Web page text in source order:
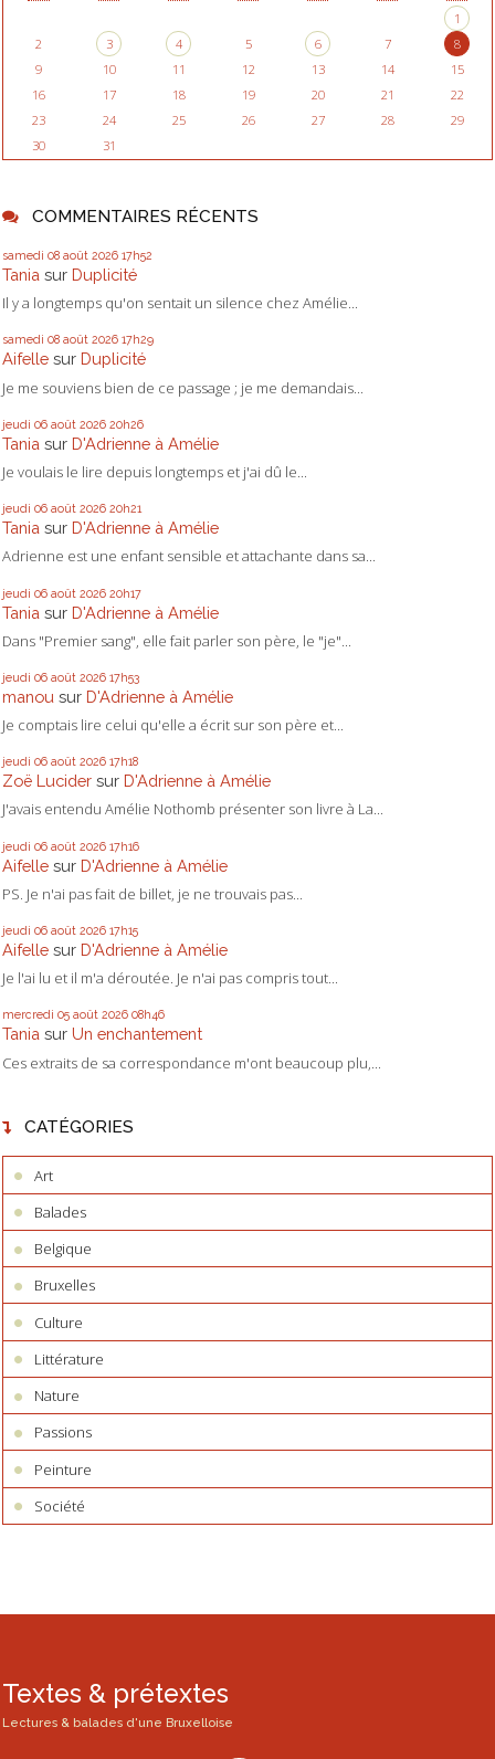
1
2
3 4 5 6 7
8
9
10 11 12 13 14
15
16
17 18 19 20 21
22
23
24 25 26 27 28
29
30
31
COMMENTAIRES RÉCENTS
samedi 08 août 2026 17h52
Tania sur Duplicité
Il y a longtemps qu'on sentait un silence chez Amélie...
samedi 08 août 2026 17h29
Aifelle sur Duplicité
Je me souviens bien de ce passage ; je me demandais...
jeudi 06 août 2026 20h26
Tania sur D'Adrienne à Amélie
Je voulais le lire depuis longtemps et j'ai dû le...
jeudi 06 août 2026 20h21
Tania sur D'Adrienne à Amélie
Adrienne est une enfant sensible et attachante dans sa...
jeudi 06 août 2026 20h17
Tania sur D'Adrienne à Amélie
Dans "Premier sang", elle fait parler son père, le "je"...
jeudi 06 août 2026 17h53
manou sur D'Adrienne à Amélie
Je comptais lire celui qu'elle a écrit sur son père et...
jeudi 06 août 2026 17h18
Zoë Lucider sur D'Adrienne à Amélie
J'avais entendu Amélie Nothomb présenter son livre à La...
jeudi 06 août 2026 17h16
Aifelle sur D'Adrienne à Amélie
PS. Je n'ai pas fait de billet, je ne trouvais pas...
jeudi 06 août 2026 17h15
Aifelle sur D'Adrienne à Amélie
Je l'ai lu et il m'a déroutée. Je n'ai pas compris tout...
mercredi 05 août 2026 08h46
Tania sur Un enchantement
Ces extraits de sa correspondance m'ont beaucoup plu,...
CATÉGORIES
Art
Balades
Belgique
Bruxelles
Culture
Littérature
Nature
Passions
Peinture
Société
Textes & prétextes
Lectures & balades d'une Bruxelloise